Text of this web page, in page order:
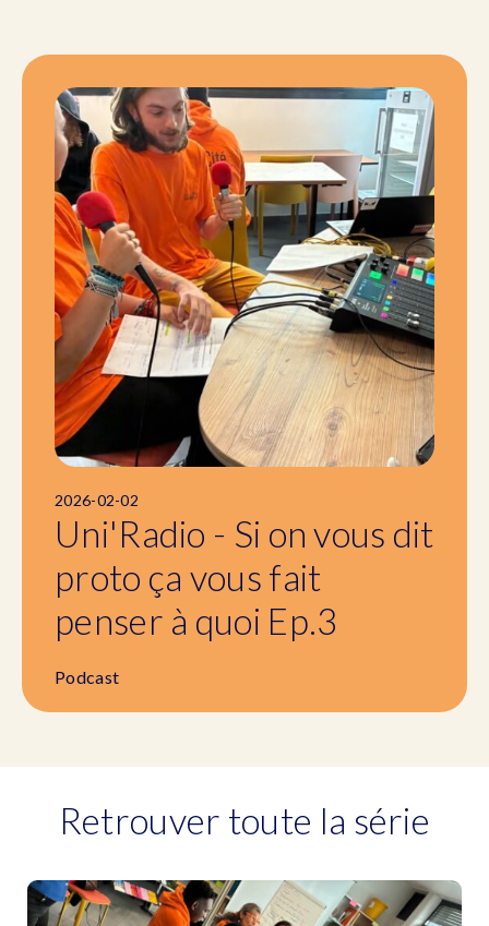
2026-02-02
Uni'Radio - Si on vous dit
proto ça vous fait
penser à quoi Ep.3
Podcast
Retrouver toute la série